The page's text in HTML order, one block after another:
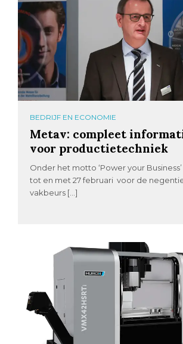
BEDRIJF EN ECONOMIE
Metav: compleet
voor productietechniek
Onder het motto ‘Power your
tot en met 27 februari voor de
vakbeurs […]